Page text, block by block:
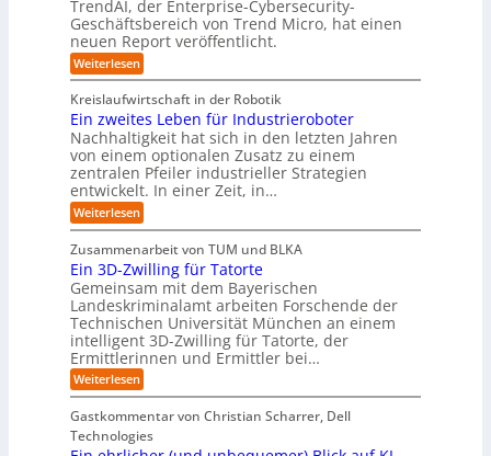
e
n
a
t
i
s
i
e
r
u
n
g
E
c
o
s
y
s
t
e
m
o
n
F
o
r
m
w
a
y
s
b
e
i
i
t
e
r
g
e
g
e
n
b
e
n
i
c
-
e
u
r
o
p
ä
c
d
e
r
O
r
i
e
n
i
e
r
u
n
g
s
t
r
i
a
l
A
I
i
n
S
A
P
:
W
i
e
s
a
u
b
e
r
e
D
a
e
n
K
TrendAI, der Enterprise-Cybersecurity-
Geschäftsbereich von Trend Micro, hat einen
neuen Report veröffentlicht.
Weiterlesen:
T
r
e
n
d
A
-
R
e
p
o
t
:
S
i
n
k
e
n
d
e
C
Kreislaufwirtschaft in der Robotik
Ein zweites Leben für Industrieroboter
Nachhaltigkeit hat sich in den letzten Jahren
von einem optionalen Zusatz zu einem
zentralen Pfeiler industrieller Strategien
entwickelt. In einer Zeit, in…
Weiterlesen:
E
n
z
w
e
i
t
e
s
L
e
e
n
Zusammenarbeit von TUM und BLKA
Ein 3D-Zwilling für Tatorte
Gemeinsam mit dem Bayerischen
Landeskriminalamt arbeiten Forschende der
Technischen Universität München an einem
intelligent 3D-Zwilling für Tatorte, der
Ermittlerinnen und Ermittler bei…
Weiterlesen:
E
n
3
Gastkommentar von Christian Scharrer, Dell
Technologies